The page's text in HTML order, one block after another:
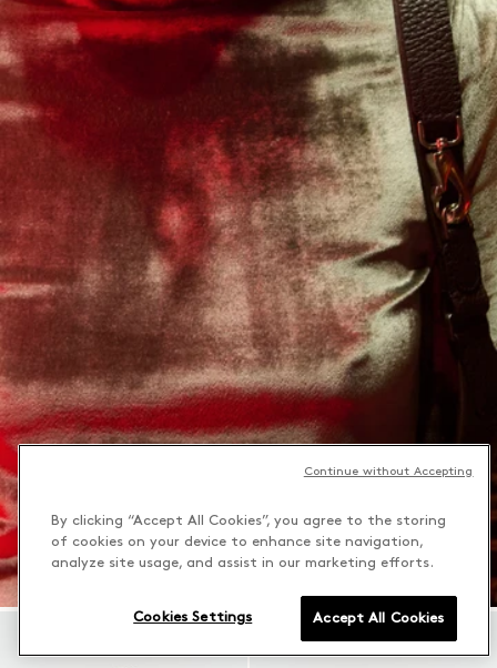
By clicking “Accept All Cookies”, you agree to the storing
of cookies on your device to enhance site navigation,
analyze site usage, and assist in our marketing efforts.
Accept All Cookies
Cookies Settings
Continue without Accepting